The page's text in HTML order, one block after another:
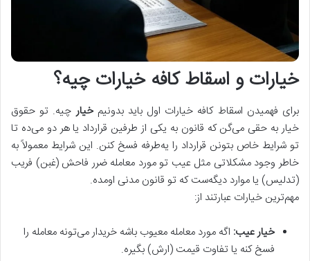
خیارات و اسقاط کافه خیارات چیه؟
برای فهمیدن اسقاط کافه خیارات اول باید بدونیمخیارچیه. تو حقوق
خیار به حقی می‌گن که قانون به یکی از طرفین قرارداد یا هر دو می‌ده تا
تو شرایط خاص بتونن قرارداد را یه‌طرفه فسخ کنن. این شرایط معمولاً به
خاطر وجود مشکلاتی مثل عیب تو مورد معامله ضرر فاحش (غبن) فریب
(تدلیس) یا موارد دیگه‌ست که تو قانون مدنی اومده.
مهم‌ترین خیارات عبارتند از:
خیار عیب: اگه مورد معامله معیوب باشه خریدار می‌تونه معامله را
فسخ کنه یا تفاوت قیمت (ارش) بگیره.